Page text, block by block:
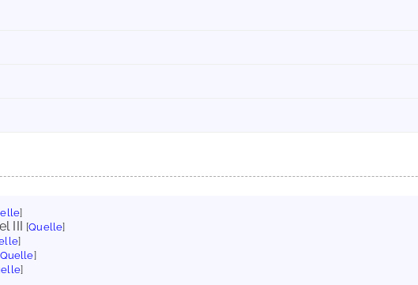
]
III [Quelle]
]
Quelle]
]